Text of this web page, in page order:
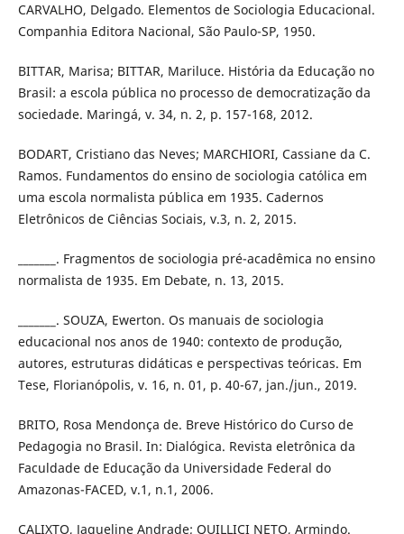
CARVALHO, Delgado. Elementos de Sociologia Educacional.
Companhia Editora Nacional, São Paulo-SP, 1950.
BITTAR, Marisa; BITTAR, Mariluce. História da Educação no
Brasil: a escola pública no processo de democratização da
sociedade. Maringá, v. 34, n. 2, p. 157-168, 2012.
BODART, Cristiano das Neves; MARCHIORI, Cassiane da C.
Ramos. Fundamentos do ensino de sociologia católica em
uma escola normalista pública em 1935. Cadernos
Eletrônicos de Ciências Sociais, v.3, n. 2, 2015.
_______. Fragmentos de sociologia pré-acadêmica no ensino
normalista de 1935. Em Debate, n. 13, 2015.
_______. SOUZA, Ewerton. Os manuais de sociologia
educacional nos anos de 1940: contexto de produção,
autores, estruturas didáticas e perspectivas teóricas. Em
Tese, Florianópolis, v. 16, n. 01, p. 40-67, jan./jun., 2019.
BRITO, Rosa Mendonça de. Breve Histórico do Curso de
Pedagogia no Brasil. In: Dialógica. Revista eletrônica da
Faculdade de Educação da Universidade Federal do
Amazonas-FACED, v.1, n.1, 2006.
CALIXTO, Jaqueline Andrade; QUILLICI NETO, Armindo.